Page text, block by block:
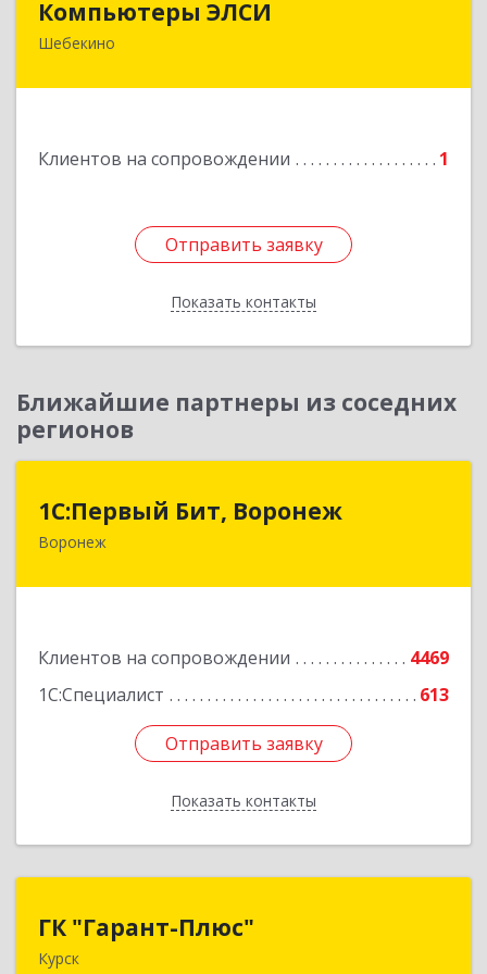
Компьютеры ЭЛСИ
Шебекино
Клиентов на сопровождении 1
Отправить заявку
Показать контакты
Отправить заявку
Назад
Ближайшие партнеры из соседних
регионов
1С:Первый Бит, Воронеж
Воронеж
Клиентов на сопровождении
4469
1С:Специалист
613
Отправить заявку
Показать контакты
1С:Первый Бит, Воронеж
394006, Воронежская обл, Воронеж г, 20-летия
Отправить заявку
Назад
ГК "Гарант-Плюс"
Курск
305035, Курская обл, Курск г, Овечкина ул, дом